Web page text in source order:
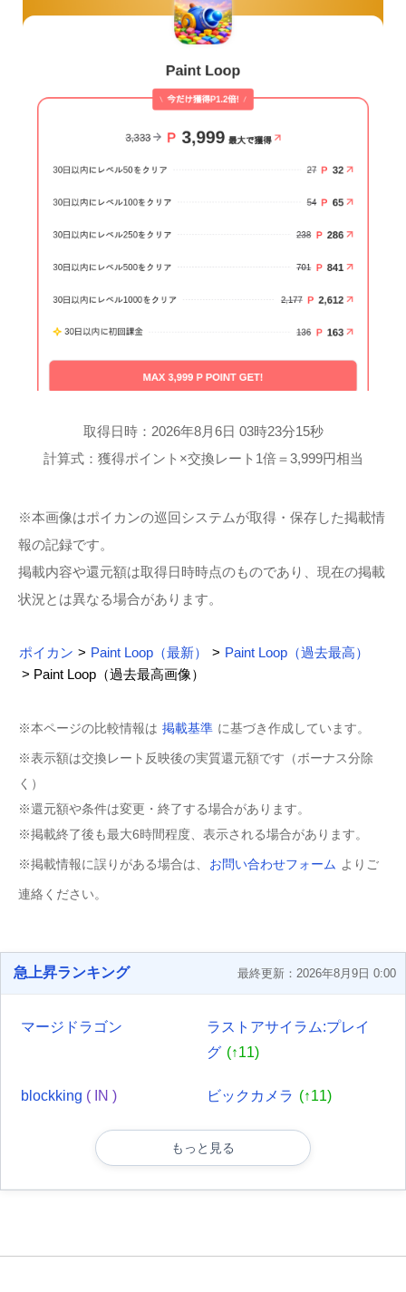
取得日時：2026年8月6日 03時23分15秒
計算式：獲得ポイント×交換レート1倍＝3,999円相当
※本画像はポイカンの巡回システムが取得・保存した掲載情
報の記録です。
掲載内容や還元額は取得日時時点のものであり、現在の掲載
状況とは異なる場合があります。
ポイカン > Paint Loop（最新） > Paint Loop（過去最高）
> Paint Loop（過去最高画像）
※本ページの比較情報は 掲載基準 に基づき作成しています。
※表示額は交換レート反映後の実質還元額です（ボーナス分除
く）
※還元額や条件は変更・終了する場合があります。
※掲載終了後も最大6時間程度、表示される場合があります。
※掲載情報に誤りがある場合は、 お問い合わせフォーム よりご
連絡ください。
急上昇ランキング 最終更新：2026年8月9日 0:00
マージドラゴン
ラストアサイラム:プレイ
グ (↑11)
blockking ( IN ) ビックカメラ (↑11)
もっと見る